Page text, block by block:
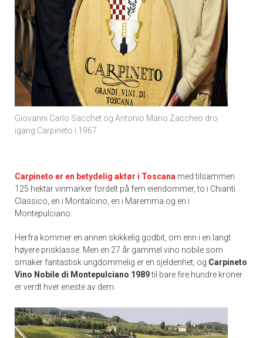
Giovanni Carlo Sacchet og Antonio Mario Zaccheo dro
igang Carpineto i 1967.
Carpineto er en betydelig aktør i Toscana med tilsammen
125 hektar vinmarker fordelt på fem eiendommer, to i Chianti
Classico, en i Montalcino, en i Maremma og en i
Montepulciano.
Herfra kommer en annen skikkelig godbit, om enn i en langt
høyere prisklasse. Men en 27 år gammel vino nobile som
smaker fantastisk ungdommelig er en sjeldenhet, og Carpineto
Vino Nobile di Montepulciano 1989til bare fire hundre kroner
er verdt hver eneste av dem.